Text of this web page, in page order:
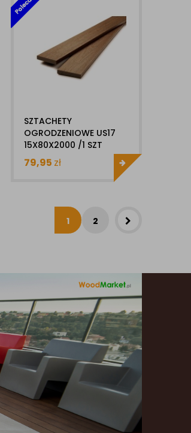
SZTACHETY
OGRODZENIOWE US17
15X80X2000 /1 SZT
ULTRASHIELD
79,95 zł
1 2